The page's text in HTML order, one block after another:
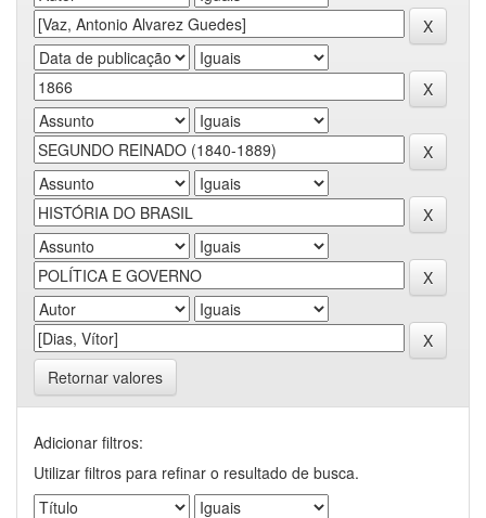
Retornar valores
Adicionar filtros:
Utilizar filtros para refinar o resultado de busca.